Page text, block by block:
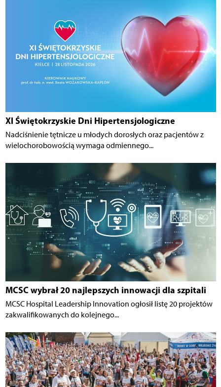
XI Świętokrzyskie Dni Hipertensjologiczne
Nadciśnienie tętnicze u młodych dorosłych oraz pacjentów z
wielochorobowością wymaga odmiennego...
MCSC wybrał 20 najlepszych innowacji dla szpitali
MCSC Hospital Leadership Innovation ogłosił listę 20 projektów
zakwalifikowanych do kolejnego...